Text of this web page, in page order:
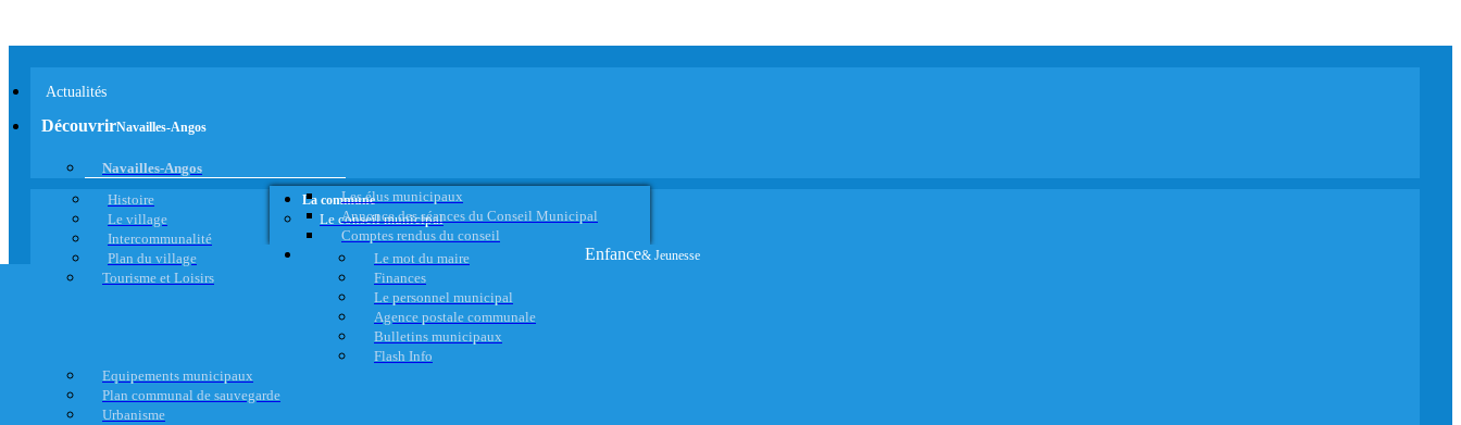
Actualités
DécouvrirNavailles-Angos
Navailles-Angos
Histoire
Le village
Intercommunalité
Plan du village
Tourisme et Loisirs
La commune
Le conseil municipal
Les élus municipaux
Annonce des séances du Conseil Municipal
Comptes rendus du conseil
Le mot du maire
Finances
Le personnel municipal
Agence postale communale
Bulletins municipaux
Flash Info
Equipements municipaux
Plan communal de sauvegarde
Urbanisme
Enfance& Jeunesse